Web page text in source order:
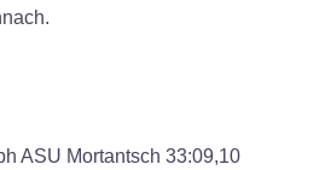
ASU Mortantsch 33:09,10